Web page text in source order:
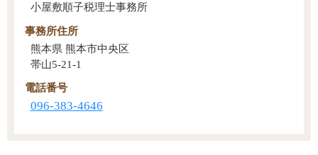
小屋敷順子税理士事務所
事務所住所
熊本県 熊本市中央区
帯山5-21-1
電話番号
096-383-4646